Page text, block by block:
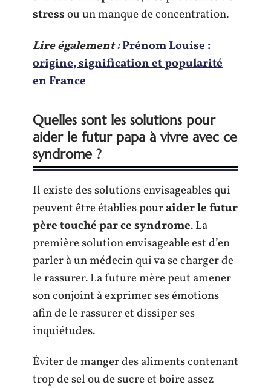
stressou un manque de concentration.
Lire également :Prénom Louise :
origine, signification et popularité
en France
Quelles sont les solutions pour
aider le futur papa à vivre avec ce
syndrome ?
Il existe des solutions envisageables qui
peuvent être établies pouraider le futur
père touché par ce syndrome. La
première solution envisageable est d’en
parler à un médecin qui va se charger de
le rassurer. La future mère peut amener
son conjoint à exprimer ses émotions
afin de le rassurer et dissiper ses
inquiétudes.
Éviter de manger des aliments contenant
trop de sel ou de sucre et boire assez